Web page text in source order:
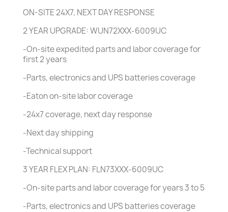
ON-SITE 24X7, NEXT DAY RESPONSE
2 YEAR UPGRADE: WUN72XXX-6009UC
-On-site expedited parts and labor coverage for
first 2 years
-Parts, electronics and UPS batteries coverage
-Eaton on-site labor coverage
-24x7 coverage, next day response
-Next day shipping
-Technical support
3 YEAR FLEX PLAN: FLN73XXX-6009UC
-On-site parts and labor coverage for years 3 to 5
-Parts, electronics and UPS batteries coverage